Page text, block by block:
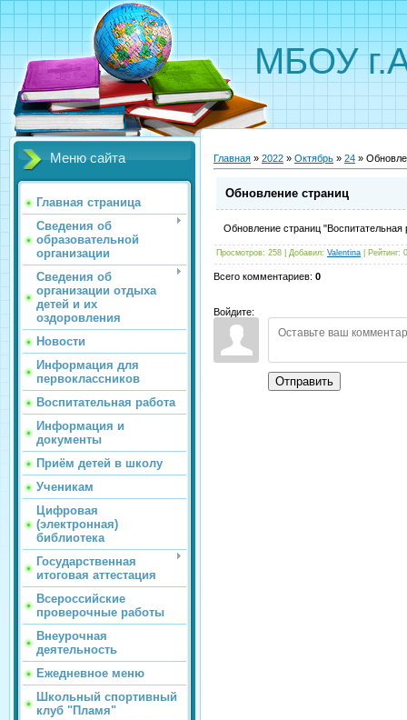
МБОУ
Меню сайта
Главная страница
Сведения об
образовательной
организации
Сведения об
организации отдыха
детей и их
оздоровления
Новости
Информация для
первоклассников
Воспитательная работа
Информация и
документы
Приём детей в школу
Ученикам
Цифровая
(электронная)
библиотека
Государственная
итоговая аттестация
Всероссийские
проверочные работы
Внеурочная
деятельность
Ежедневное меню
Школьный спортивный
клуб "Пламя"
Главная » 2022 » Октябрь » 24 »
Обновление страниц
Обновление страниц
Просмотров: 258 Добавил: Valentina Рейтинг:
Всего комментариев: 0
Войдите:
Отправить